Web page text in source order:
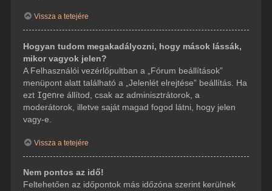
Vissza a tetejére
Hogyan tudom megakadályozni, hogy mások lássák,
mikor vagyok jelen?
A Felhasználói vezérlőpultban a „Fórum beállítások”
menüpont alatt található a „Jelenlét elrejtése” beállítás. Ha
ezt Igenre állítod, csak az adminisztrátorok, a
moderátorok, illetve saját magad fogod látni, hogy jelen
vagy-e.
Vissza a tetejére
Nem pontos az idő!
Feltehetően az időpontok más időzóna szerint kerülnek